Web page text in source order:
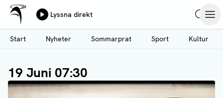
Hoppa
till
huvudinnehåll
Ålands Radio & TV
Lyssna direkt
Start
Nyheter Sommarprat Sport Kultur
19 Juni 07:30